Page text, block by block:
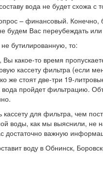
вода не будет схожа с
– финансовый. Конечно,
будем Вас переубеждать
бутилированную, то:
какое-то время
кассету фильтра (если
же стоят две-три 19-
пройдет фильтрацию.
кассету для фильтра, чем
воды, как мы выяснили,
достаточно важную
воду в Обнинск,